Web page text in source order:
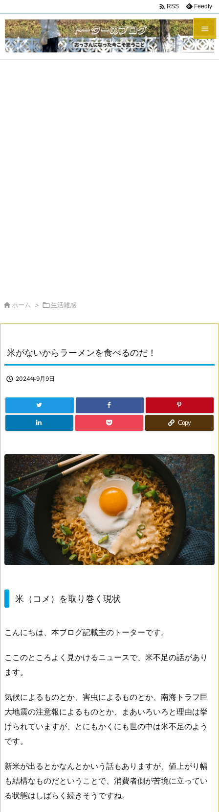


メニュ
 RSS Feedly
 ホーム > 生活雑感
米がないからラーメンを食べるのだ！
 2024年9月9日
Copy
米（コメ）を取り巻く現状
こんにちは、本ブログ記載主のトーターです。
ここのところよく見かけるニュースで、米不足の話があり
ます。
気候によるものとか、害虫によるものとか、南海トラフ巨
大地震の注意報によるものとか、まあいろいろと理由は挙
げられていますが、とにもかくにも世の中は米不足のよう
です。
新米が出るとかなんとかいう話もありますが、値上がり幅
も結構なものだということで、消費者側が苦境に立ってい
る状態はしばらく続きそうですね。